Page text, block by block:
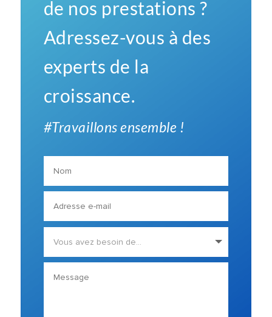
de nos prestations ?
Adressez-vous à des
experts de la
croissance.
#Travaillons ensemble !